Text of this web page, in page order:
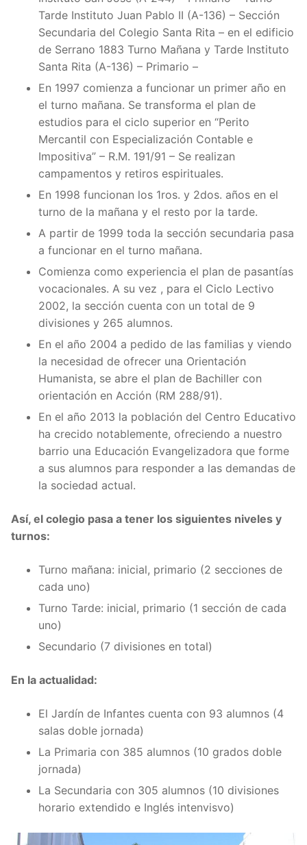
Tarde Instituto Juan Pablo II (A-136) – Sección
Secundaria del Colegio Santa Rita – en el edificio
de Serrano 1883 Turno Mañana y Tarde Instituto
Santa Rita (A-136) – Primario –
En 1997 comienza a funcionar un primer año en
el turno mañana. Se transforma el plan de
estudios para el ciclo superior en “Perito
Mercantil con Especialización Contable e
Impositiva” – R.M. 191/91 – Se realizan
campamentos y retiros espirituales.
En 1998 funcionan los 1ros. y 2dos. años en el
turno de la mañana y el resto por la tarde.
A partir de 1999 toda la sección secundaria pasa
a funcionar en el turno mañana.
Comienza como experiencia el plan de pasantías
vocacionales. A su vez , para el Ciclo Lectivo
2002, la sección cuenta con un total de 9
divisiones y 265 alumnos.
En el año 2004 a pedido de las familias y viendo
la necesidad de ofrecer una Orientación
Humanista, se abre el plan de Bachiller con
orientación en Acción (RM 288/91).
En el año 2013 la población del Centro Educativo
ha crecido notablemente, ofreciendo a nuestro
barrio una Educación Evangelizadora que forme
a sus alumnos para responder a las demandas de
la sociedad actual.
Así, el colegio pasa a tener los siguientes niveles y
turnos:
Turno mañana: inicial, primario (2 secciones de
cada uno)
Turno Tarde: inicial, primario (1 sección de cada
uno)
Secundario (7 divisiones en total)
En la actualidad:
El Jardín de Infantes cuenta con 93 alumnos (4
salas doble jornada)
La Primaria con 385 alumnos (10 grados doble
jornada)
La Secundaria con 305 alumnos (10 divisiones
horario extendido e Inglés intenvisvo)